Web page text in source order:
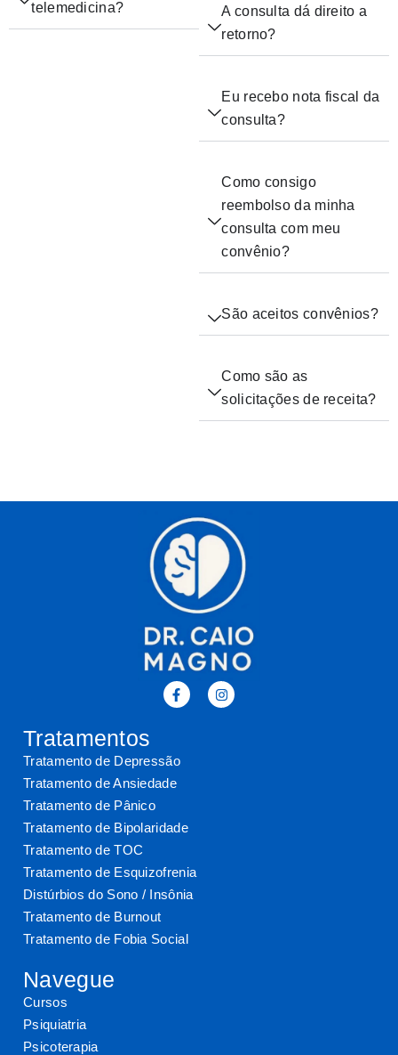
telemedicina?
A consulta dá direito a
retorno?
Eu recebo nota fiscal da
consulta?
Como consigo
reembolso da minha
consulta com meu
convênio?
São aceitos convênios?
Como são as
solicitações de receita?
Tratamentos
Tratamento de Depressão
Tratamento de Ansiedade
Tratamento de Pânico
Tratamento de Bipolaridade
Tratamento de TOC
Tratamento de Esquizofrenia
Distúrbios do Sono / Insônia
Tratamento de Burnout
Tratamento de Fobia Social
Navegue
Cursos
Psiquiatria
Psicoterapia